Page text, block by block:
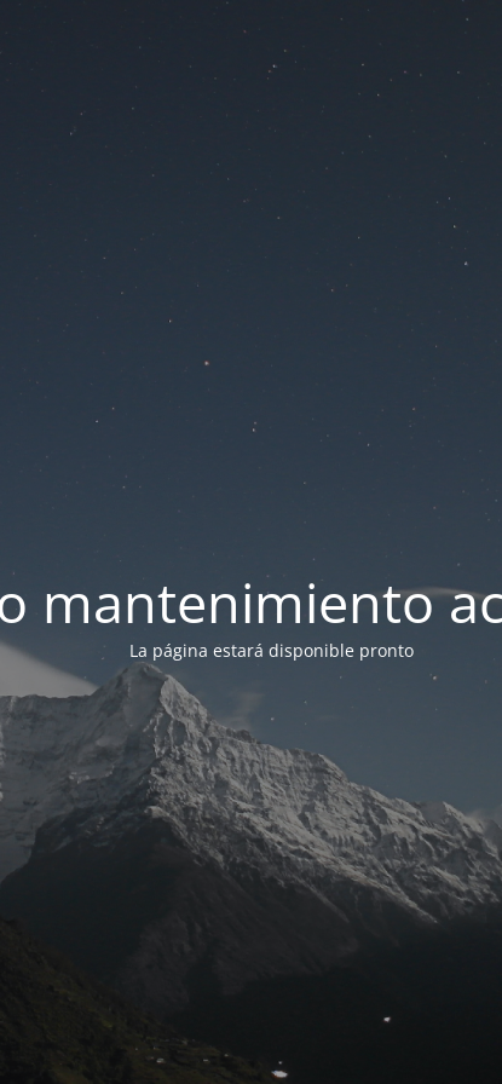
mantenimiento
La página estará disponible pronto